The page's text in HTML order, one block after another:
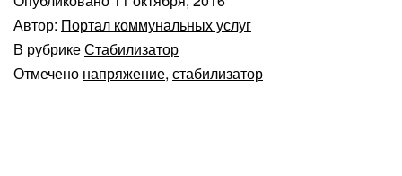
Автор: Портал коммунальных услуг
В рубрикеСтабилизатор
Отмечено напряжение, стабилизатор